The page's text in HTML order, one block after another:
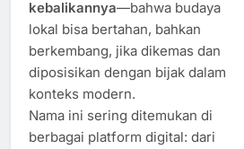
kebalikannya—bahwa budaya
lokal bisa bertahan, bahkan
berkembang, jika dikemas dan
diposisikan dengan bijak dalam
konteks modern.
Nama ini sering ditemukan di
berbagai platform digital: dari